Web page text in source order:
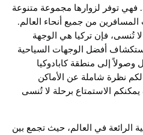
فهي توفر لزوارها مجموعة متنوعة
من جميع أنحاء العالم.
تُنسى، فإن تركيا هي الوجهة
أفضل الوجهات السياحية
وصولاً إلى منطقة كابادوكيا
نظرة شاملة عن الأماكن
الاستمتاع برحلة لا تُنسى
الرائعة في العالم، حيث تجمع بين